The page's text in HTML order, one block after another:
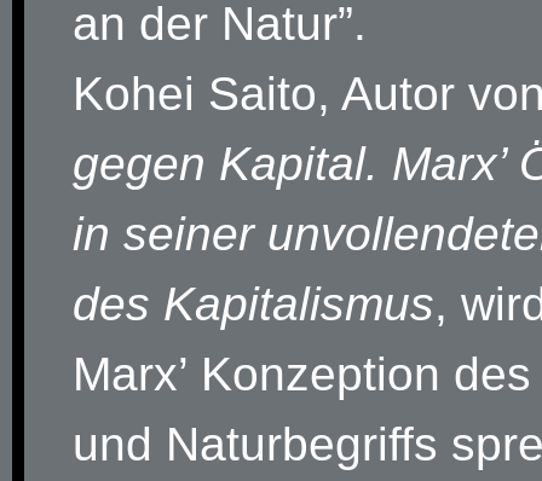
an der Natur”.
Kohei Saito, Autor
gegen Kapital. Marx’
in seiner
des Kapitalismus,
Marx’ Konzeption
und Naturbegriffs